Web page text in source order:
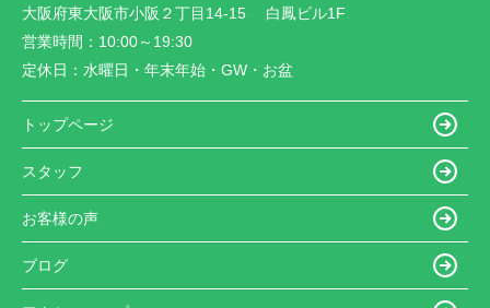
大阪府東大阪市小阪２丁目14-15 白鳳ビル1F
営業時間： 10:00～19:30
定休日： 水曜日・年末年始・GW・お盆
トップページ
スタッフ
お客様の声
ブログ